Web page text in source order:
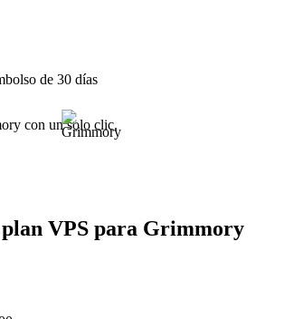
de 30 días
VPS para Grimmory